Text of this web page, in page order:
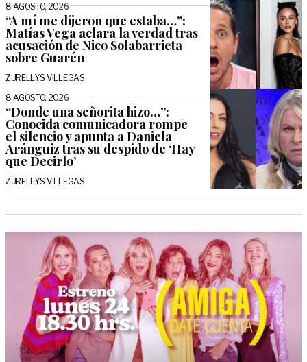
8 AGOSTO, 2026
“A mí me dijeron que estaba…”:
Matías Vega aclara la verdad tras
acusación de Nico Solabarrieta
sobre Guarén
ZURELLYS VILLEGAS
8 AGOSTO, 2026
“Donde una señorita hizo…”:
Conocida comunicadora rompe
el silencio y apunta a Daniela
Aránguiz tras su despido de ‘Hay
que Decirlo’
ZURELLYS VILLEGAS